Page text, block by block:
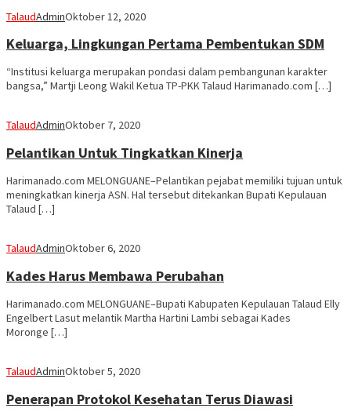
TalaudAdminOktober 12, 2020
Keluarga, Lingkungan Pertama Pembentukan SDM
“Institusi keluarga merupakan pondasi dalam pembangunan karakter
bangsa,” Martji Leong Wakil Ketua TP-PKK Talaud Harimanado.com […]
TalaudAdminOktober 7, 2020
Pelantikan Untuk Tingkatkan Kinerja
Harimanado.com MELONGUANE–Pelantikan pejabat memiliki tujuan untuk
meningkatkan kinerja ASN. Hal tersebut ditekankan Bupati Kepulauan
Talaud […]
TalaudAdminOktober 6, 2020
Kades Harus Membawa Perubahan
Harimanado.com MELONGUANE–Bupati Kabupaten Kepulauan Talaud Elly
Engelbert Lasut melantik Martha Hartini Lambi sebagai Kades
Moronge […]
TalaudAdminOktober 5, 2020
Penerapan Protokol Kesehatan Terus Diawasi